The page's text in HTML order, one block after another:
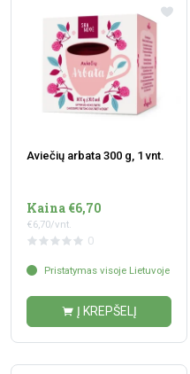
Aviečių arbata 300 g, 1 vnt.
Kaina €6,70
€6,70/vnt.
0
Pristatymas visoje Lietuvoje
Į KREPŠELĮ